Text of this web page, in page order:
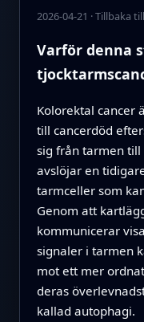
2026-04-21 ·Tillbaka
Varför denna
Kolorektal cancer
till cancerdöd
sig från tarmen till
avslöjar en
tarmceller som
Genom att
kommunicerar
signaler i tarmen
mot ett mer
deras
kallad autophagi.